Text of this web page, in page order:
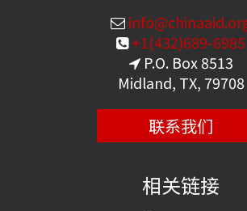
+1(432)689-6985
P.O. Box 8513
Midland, TX, 79708
联系我们
相关链接